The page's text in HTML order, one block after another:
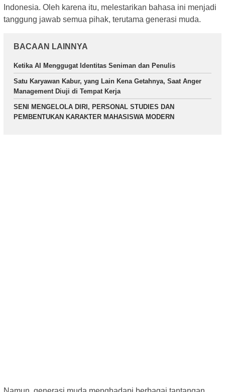
Indonesia. Oleh karena itu, melestarikan bahasa ini menjadi
tanggung jawab semua pihak, terutama generasi muda.
BACAAN LAINNYA
Ketika AI Menggugat Identitas Seniman dan Penulis
Satu Karyawan Kabur, yang Lain Kena Getahnya, Saat Anger
Management Diuji di Tempat Kerja
SENI MENGELOLA DIRI, PERSONAL STUDIES DAN
PEMBENTUKAN KARAKTER MAHASISWA MODERN